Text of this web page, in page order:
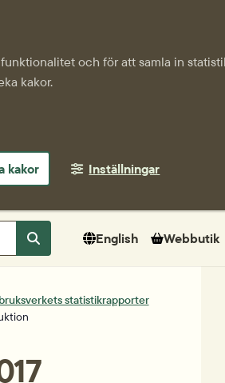
och för att samla in
kakor.
kakor Inställningar
Sök
English Webbutik
statistikrapporter